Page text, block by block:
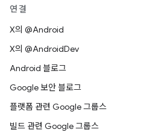
연결
X의 @Android
X의 @AndroidDev
Android 블로그
Google 보안 블로그
플랫폼 관련 Google 그룹스
빌드 관련 Google 그룹스